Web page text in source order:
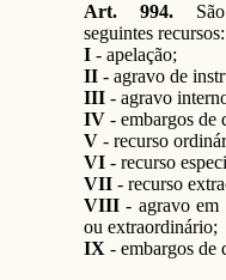
Art. 994.São
seguintes recursos:
I - apelação;
II - agravo de
III - agravo
IV - embargos de
V - recurso
VI - recurso
VII - recurso
VIII - agravo em
ou extraordinário;
IX - embargos de